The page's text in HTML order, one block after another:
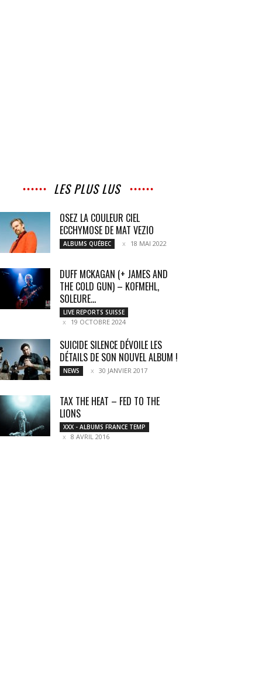
LES PLUS LUS
OSEZ LA COULEUR CIEL
ECCHYMOSE DE MAT VEZIO
ALBUMS QUÉBEC 18 MAI 2022
DUFF MCKAGAN (+ JAMES AND
THE COLD GUN) – KOFMEHL,
SOLEURE...
LIVE REPORTS SUISSE
19 OCTOBRE 2024
SUICIDE SILENCE DÉVOILE LES
DÉTAILS DE SON NOUVEL ALBUM !
NEWS 30 JANVIER 2017
TAX THE HEAT – FED TO THE
LIONS
XXX - ALBUMS FRANCE TEMP
8 AVRIL 2016